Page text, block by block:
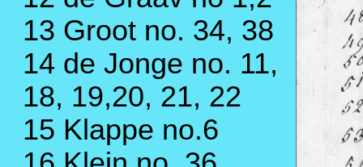
13 Groot no. 34, 38
14 de Jonge no. 11,
18, 19,20, 21, 22
15 Klappe no.6